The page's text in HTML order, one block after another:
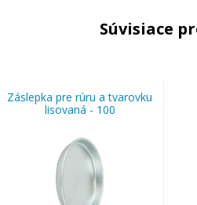
Súvisiace
Záslepka pre rúru a tvarovku
lisovaná - 100